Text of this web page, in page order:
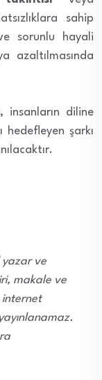
sahip
sorunlu hayali
azaltılmasında
insanların diline
hedefleyen şarkı
yazar ve
makale ve
internet